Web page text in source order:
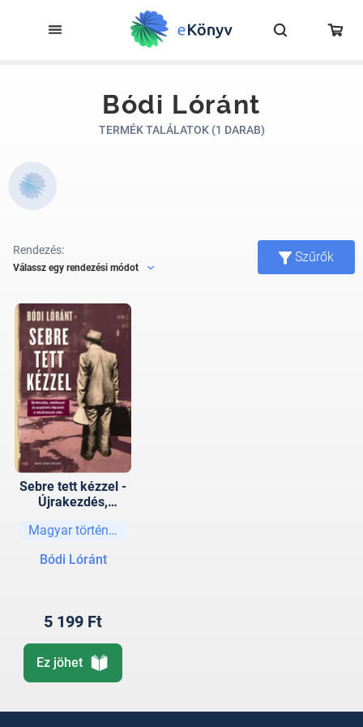
Bódi Lóránt
TERMÉK TALÁLATOK (1 DARAB)
Rendezés:
Válassz egy rendezési módot
Szűrők
Sebre tett kézzel -
Újrakezdés,
populáris képzelet
Magyar történelem
Bódi Lóránt
5 199 Ft
Ez jöhet